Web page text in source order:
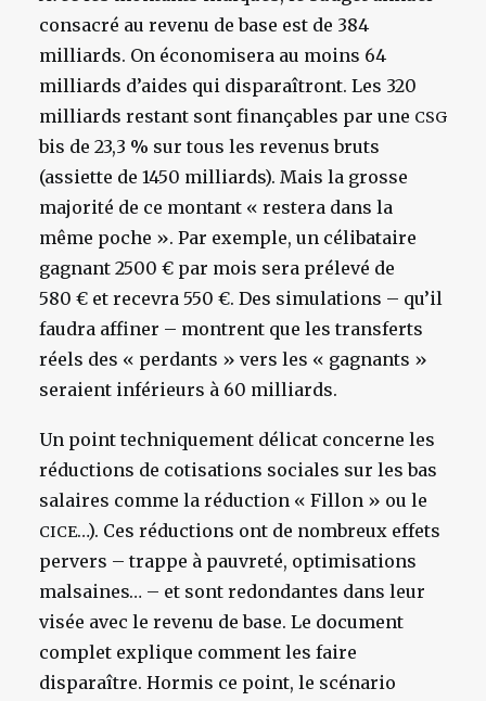
consacré au revenu de base est de 384
milliards. On économisera au moins 64
milliards d’aides qui disparaîtront. Les 320
milliards restant sont finançables par une CSG
bis de 23,3 % sur tous les revenus bruts
(assiette de 1450 milliards). Mais la grosse
majorité de ce montant « restera dans la
même poche ». Par exemple, un célibataire
gagnant 2500 € par mois sera prélevé de
580 € et recevra 550 €. Des simulations – qu’il
faudra affiner – montrent que les transferts
réels des « perdants » vers les « gagnants »
seraient inférieurs à 60 milliards.
Un point techniquement délicat concerne les
réductions de cotisations sociales sur les bas
salaires comme la réduction « Fillon » ou le
CICE…). Ces réductions ont de nombreux effets
pervers – trappe à pauvreté, optimisations
malsaines… – et sont redondantes dans leur
visée avec le revenu de base. Le document
complet explique comment les faire
disparaître. Hormis ce point, le scénario